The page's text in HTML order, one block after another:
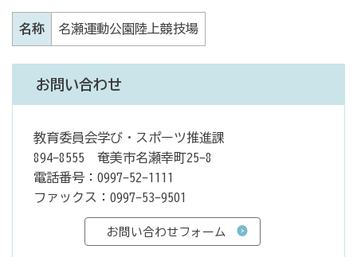
名称 名瀬運動公園陸上競技場
お問い合わせ
教育委員会学び・スポーツ推進課
894-8555 奄美市名瀬幸町25-8
電話番号：0997-52-1111
ファックス：0997-53-9501